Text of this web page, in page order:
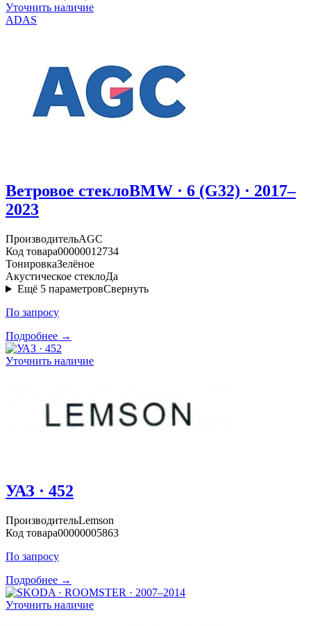
Уточнить наличие
ADAS
Ветровое стеклоBMW · 6 (G32) · 2017–
2023
ПроизводительAGC
Код товара00000012734
ТонировкаЗелёное
Акустическое стеклоДа
Ещё 5 параметровСвернуть
По запросу
Подробнее →
Уточнить наличие
УАЗ · 452
ПроизводительLemson
Код товара00000005863
По запросу
Подробнее →
Уточнить наличие